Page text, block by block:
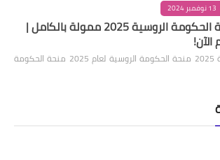
13 نوفمبر 2024
منحة الحكومة الروسية 2025 ممولة بالكامل |
منحة الحكومة الروسية 2025 منحة الحكومة الروسية لعام 2025 منحة الحكومة